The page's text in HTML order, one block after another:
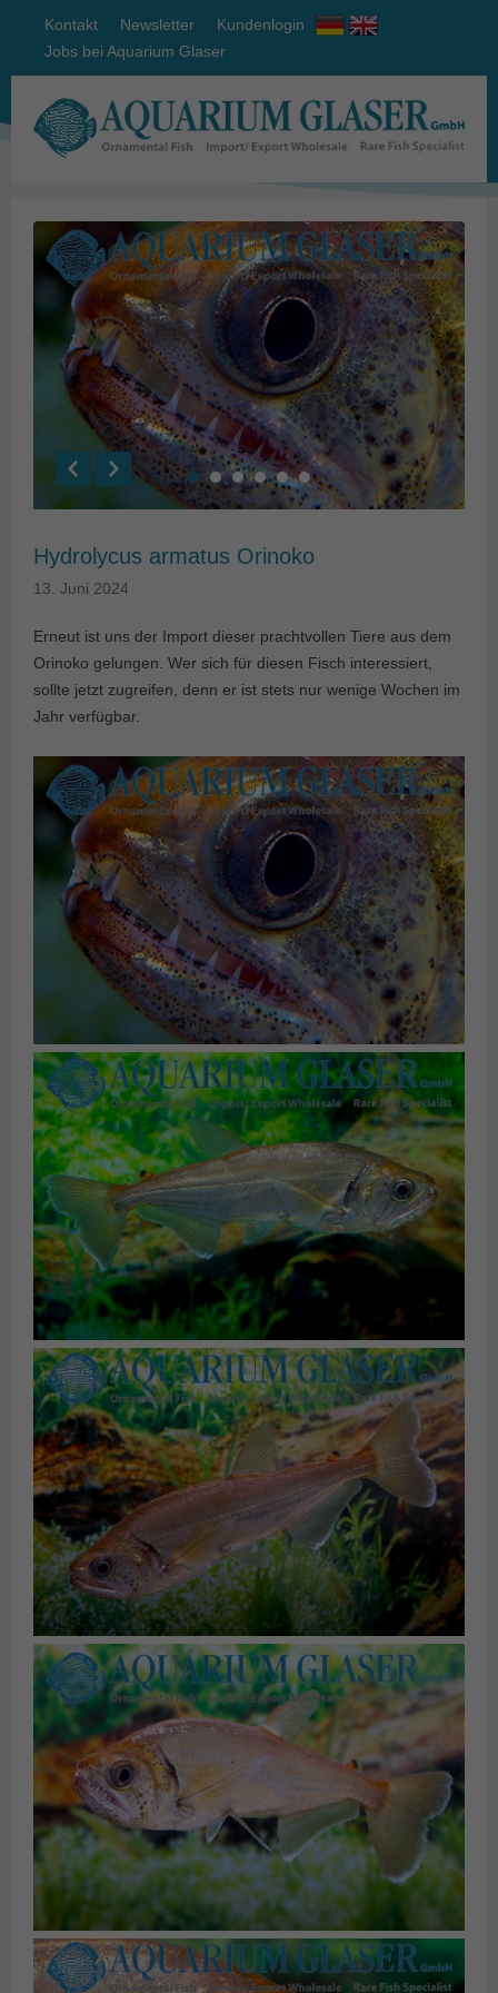
Kontakt Newsletter
Kundenlogin
Jobs bei Aquarium Glaser
Hydrolycus armatus Orinoko
13. Juni 2024
Erneut ist uns der Import dieser prachtvollen Tiere aus dem
Orinoko gelungen. Wer sich für diesen Fisch interessiert,
sollte jetzt zugreifen, denn er ist stets nur wenige Wochen im
Jahr verfügbar.